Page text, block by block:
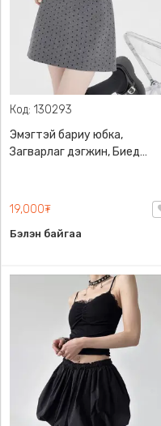
Код: 130293
Эмэгтэй бариу юбка,
Загварлаг дэгжин, Биед
19,000₮
Бэлэн байгаа